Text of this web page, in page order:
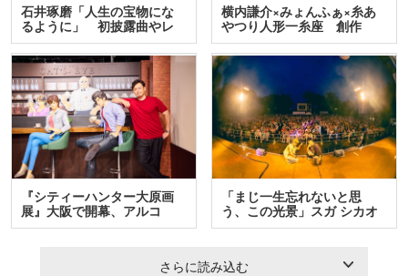
石井琢磨「人生の宝物にな
るように」 初披露曲やレ
ア…
横内謙介×みょんふぁ×糸あ
やつり人形一糸座 創作
人…
『シティーハンター大原画
展』大阪で開幕、アルコ
＆…
「まじ一生忘れないと思
う、この光景」スガ シカオ
と…
さらに読み込む